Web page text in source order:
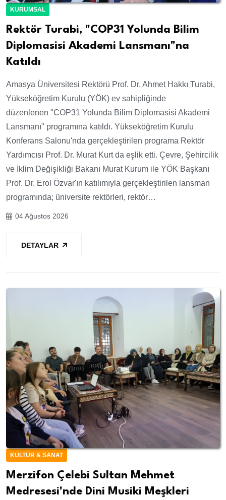
KURUMSAL
Rektör Turabi, "COP31 Yolunda Bilim
Diplomasisi Akademi Lansmanı"na
Katıldı
Amasya Üniversitesi Rektörü Prof. Dr. Ahmet Hakkı Turabi,
Yükseköğretim Kurulu (YÖK) ev sahipliğinde
düzenlenen "COP31 Yolunda Bilim Diplomasisi Akademi
Lansmanı" programına katıldı. Yükseköğretim Kurulu
Konferans Salonu'nda gerçekleştirilen programa Rektör
Yardımcısı Prof. Dr. Murat Kurt da eşlik etti. Çevre, Şehircilik
ve İklim Değişikliği Bakanı Murat Kurum ile YÖK Başkanı
Prof. Dr. Erol Özvar'ın katılımıyla gerçekleştirilen lansman
programında; üniversite rektörleri, rektör…
04 Ağustos 2026
DETAYLAR
KÜLTÜR & SANAT
Merzifon Çelebi Sultan Mehmet
Medresesi'nde Dini Musiki Meşkleri